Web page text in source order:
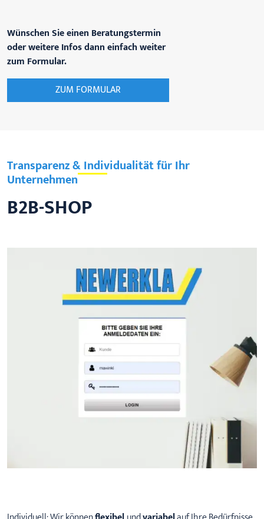
Wünschen Sie einen Beratungstermin
oder weitere Infos dann einfach weiter
zum Formular.
ZUM FORMULAR
Transparenz & Individualität für Ihr
Unternehmen
B2B-SHOP